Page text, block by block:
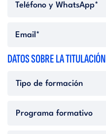
DATOS SOBRE LA TITULACIÓN